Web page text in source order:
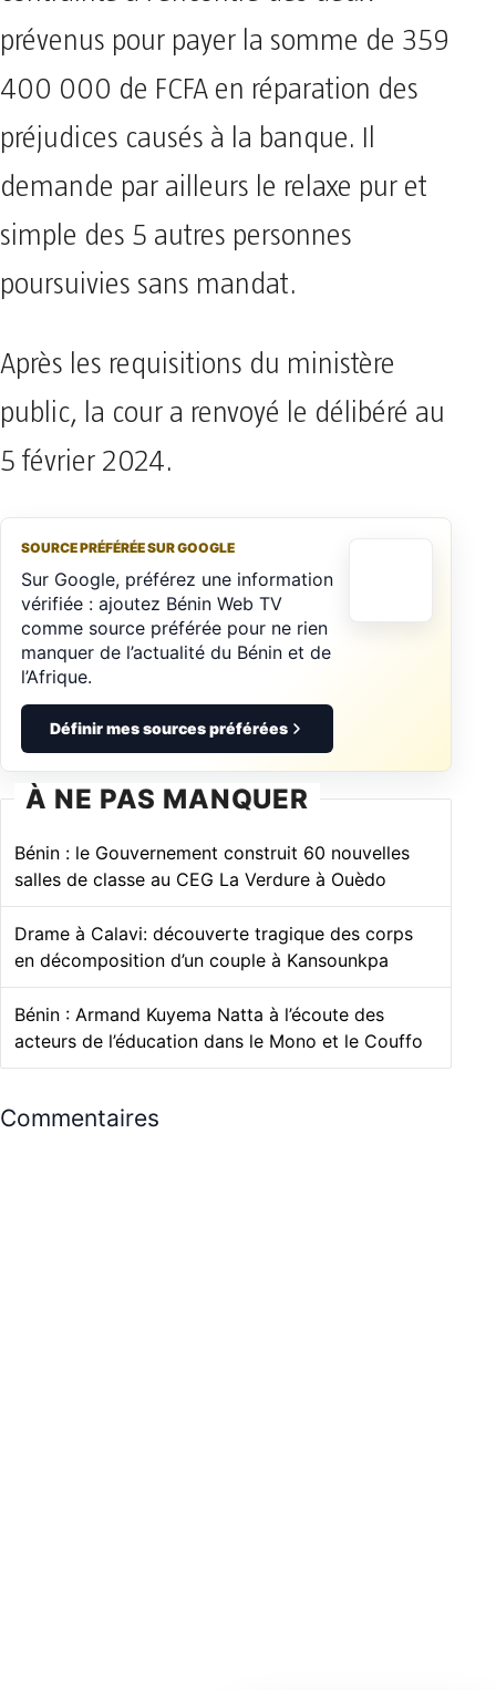
prévenus pour payer la somme de 359
400 000 de FCFA en réparation des
préjudices causés à la banque. Il
demande par ailleurs le relaxe pur et
simple des 5 autres personnes
poursuivies sans mandat.
Après les requisitions du ministère
public, la cour a renvoyé le délibéré au
5 février 2024.
SOURCE PRÉFÉRÉE SUR GOOGLE
Sur Google, préférez une information
vérifiée : ajoutez Bénin Web TV
comme source préférée pour ne rien
manquer de l’actualité du Bénin et de
l’Afrique.
Définir mes sources préférées
À NE PAS MANQUER
Bénin : le Gouvernement construit 60 nouvelles
salles de classe au CEG La Verdure à Ouèdo
Drame à Calavi: découverte tragique des corps
en décomposition d’un couple à Kansounkpa
Bénin : Armand Kuyema Natta à l’écoute des
acteurs de l’éducation dans le Mono et le Couffo
Commentaires